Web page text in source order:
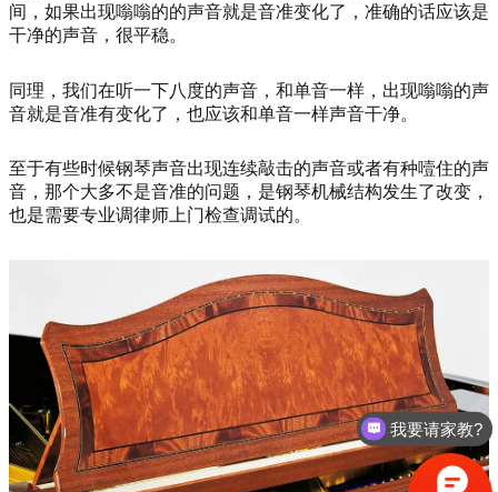
间，如果出现嗡嗡的的声音就是音准变化了，准确的话应该是
干净的声音，很平稳。
同理，我们在听一下八度的声音，和单音一样，出现嗡嗡的声
音就是音准有变化了，也应该和单音一样声音干净。
至于有些时候钢琴声音出现连续敲击的声音或者有种噎住的声
音，那个大多不是音准的问题，是钢琴机械结构发生了改变，
也是需要专业调律师上门检查调试的。
我要请家教?